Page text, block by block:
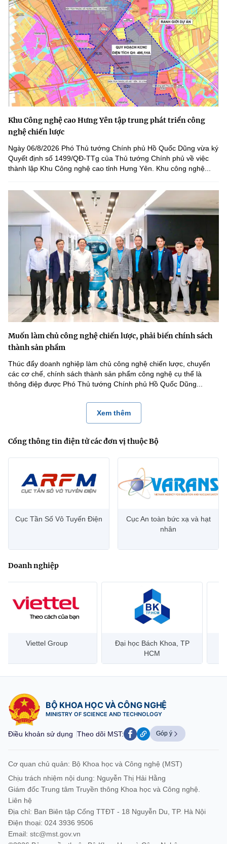
Khu Công nghệ cao Hưng Yên tập trung phát triển công
nghệ chiến lược
Ngày 06/8/2026 Phó Thủ tướng Chính phủ Hồ Quốc Dũng vừa ký
Quyết định số 1499/QĐ-TTg của Thủ tướng Chính phủ về việc
thành lập Khu Công nghệ cao tỉnh Hưng Yên. Khu công nghệ...
Muốn làm chủ công nghệ chiến lược, phải biến chính sách
thành sản phẩm
Thúc đẩy doanh nghiệp làm chủ công nghệ chiến lược, chuyển
các cơ chế, chính sách thành sản phẩm công nghệ cụ thể là
thông điệp được Phó Thủ tướng Chính phủ Hồ Quốc Dũng...
Xem thêm
Cổng thông tin điện tử các đơn vị thuộc Bộ
Cục Tần Số Vô Tuyến Điện
Cục An toàn bức xạ và hạt
nhân
Doanh nghiệp
Đại học Bách Khoa, TP
Bưu điện Việt Nam –
Vietnam Post
BỘ KHOA HỌC VÀ CÔNG NGHỆ
MINISTRY OF SCIENCE AND TECHNOLOGY
Điều khoản sử dụng Theo dõi MST: Góp ý
Cơ quan chủ quản: Bộ Khoa học và Công nghệ (MST)
Chịu trách nhiệm nội dung: Nguyễn Thị Hải Hằng
Giám đốc Trung tâm Truyền thông Khoa học và Công nghệ.
Liên hệ
Địa chỉ: Ban Biên tập Cổng TTĐT - 18 Nguyễn Du, TP. Hà Nội
Điện thoại: 024 3936 9506
Email: stc@mst.gov.vn